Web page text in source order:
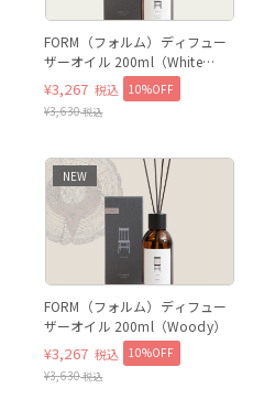
FORM（フォルム）ディフュー
ザーオイル 200ml（White
Floral）
¥3,267 税込
10%OFF
¥3,630税込
NEW
FORM（フォルム）ディフュー
ザーオイル 200ml（Woody）
¥3,267 税込 10%OFF
¥3,630税込